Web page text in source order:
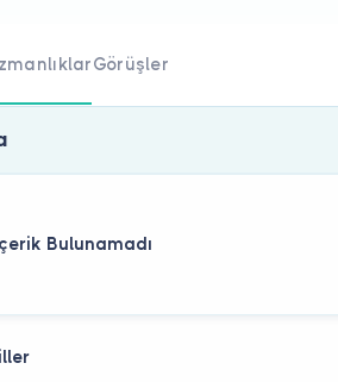
Görüşler
İçerik Bulunamadı